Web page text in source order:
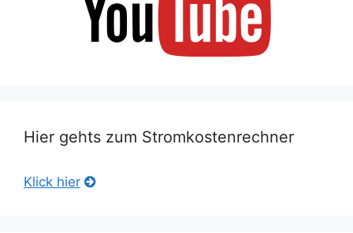
Hier gehts zum Stromkostenrechner
Klick hier